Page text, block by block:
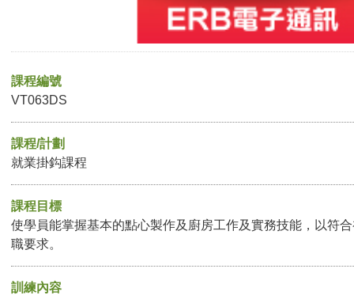
課程編號
VT063DS
課程/計劃
就業掛鈎課程
課程目標
使學員能掌握基本的點心製作及廚房工作及實務技能，以符
職要求。
訓練內容